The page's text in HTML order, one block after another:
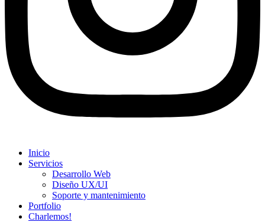
Inicio
Servicios
Desarrollo Web
Diseño UX/UI​
Soporte y mantenimiento
Portfolio
Charlemos!